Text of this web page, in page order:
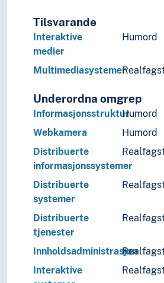
Tilsvarande
Interaktive
medier
Humord
Multimediasystemer
Underordna omgrep
InformasjonsstrukturHumord
Webkamera
Humord
Distribuerte
informasjonssystemer
Distribuerte
systemer
Distribuerte
tjenester
Innholdsadministrasjon
Interaktive